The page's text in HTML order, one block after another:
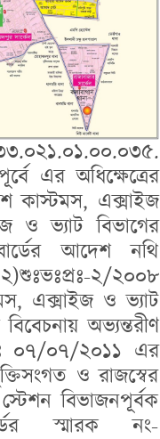
এর অধিক্ষেত্রের
কাস্টমস, এক্সাইজ
ও ভ্যাট বিভাগের
আদেশ নথি
২/২০০৮
এক্সাইজ ও ভ্যাট
অভ্যন্তরীণ
০৭/০৭/২০১১ এর
ও রাজস্বের
বিভাজনপূর্বক
স্মারক নং-